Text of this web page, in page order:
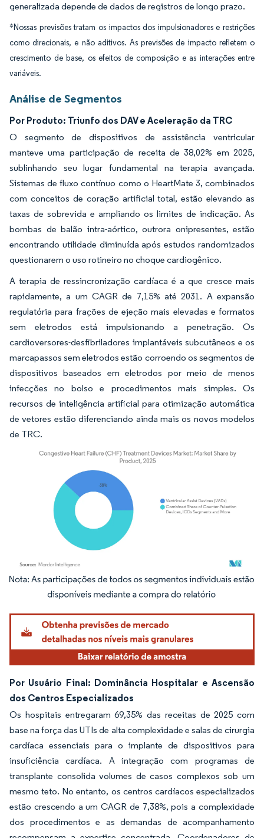
generalizada depende de dados de registros de longo prazo.
*Nossas previsões tratam os impactos dos impulsionadores e restrições
como direcionais, e não aditivos. As previsões de impacto refletem o
crescimento de base, os efeitos de composição e as interações entre
variáveis.
Análise de Segmentos
Por Produto: Triunfo dos DAV e Aceleração da TRC
O segmento de dispositivos de assistência ventricular
manteve uma participação de receita de 38,02% em 2025,
sublinhando seu lugar fundamental na terapia avançada.
Sistemas de fluxo contínuo como o HeartMate 3, combinados
com conceitos de coração artificial total, estão elevando as
taxas de sobrevida e ampliando os limites de indicação. As
bombas de balão intra-aórtico, outrora onipresentes, estão
encontrando utilidade diminuída após estudos randomizados
questionarem o uso rotineiro no choque cardiogênico.
A terapia de ressincronização cardíaca é a que cresce mais
rapidamente, a um CAGR de 7,15% até 2031. A expansão
regulatória para frações de ejeção mais elevadas e formatos
sem eletrodos está impulsionando a penetração. Os
cardioversores-desfibriladores implantáveis subcutâneos e os
marcapassos sem eletrodos estão corroendo os segmentos de
dispositivos baseados em eletrodos por meio de menos
infecções no bolso e procedimentos mais simples. Os
recursos de inteligência artificial para otimização automática
de vetores estão diferenciando ainda mais os novos modelos
de TRC.
Imagem © Mordor Intelligence. O reuso requer atribuição conforme CC BY 4.0.
Por Usuário Final: Dominância Hospitalar e Ascensão
dos Centros Especializados
Os hospitais entregaram 69,35% das receitas de 2025 com
base na força das UTIs de alta complexidade e salas de cirurgia
cardíaca essenciais para o implante de dispositivos para
insuficiência cardíaca. A integração com programas de
transplante consolida volumes de casos complexos sob um
mesmo teto. No entanto, os centros cardíacos especializados
estão crescendo a um CAGR de 7,38%, pois a complexidade
dos procedimentos e as demandas de acompanhamento